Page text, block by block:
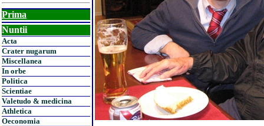
Prima
Nuntii
Acta
Crater nugarum
Miscellanea
In orbe
Politica
Scientiae
Valetudo & medicina
Athletica
Oeconomia